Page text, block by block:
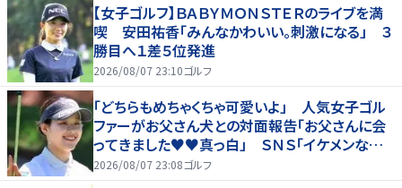
【女子ゴルフ】ＢＡＢＹＭＯＮＳＴＥＲのライブを満
喫 安田祐香「みんなかわいい。刺激になる」 ３
勝目へ１差５位発進
2026/08/07 23:10ゴルフ
「どちらもめちゃくちゃ可愛いよ」 人気女子ゴル
ファーがお父さん犬との対面報告「お父さんに会
ってきました♥♥真っ白」 ＳＮＳ「イケメンなお
父さん」「白戸家入りするんですか？」
2026/08/07 23:08ゴルフ